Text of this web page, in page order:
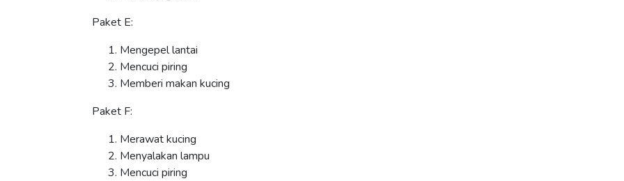
Paket E:
Mengepel lantai
Mencuci piring
Memberi makan kucing
Paket F:
Merawat kucing
Menyalakan lampu
Mencuci piring